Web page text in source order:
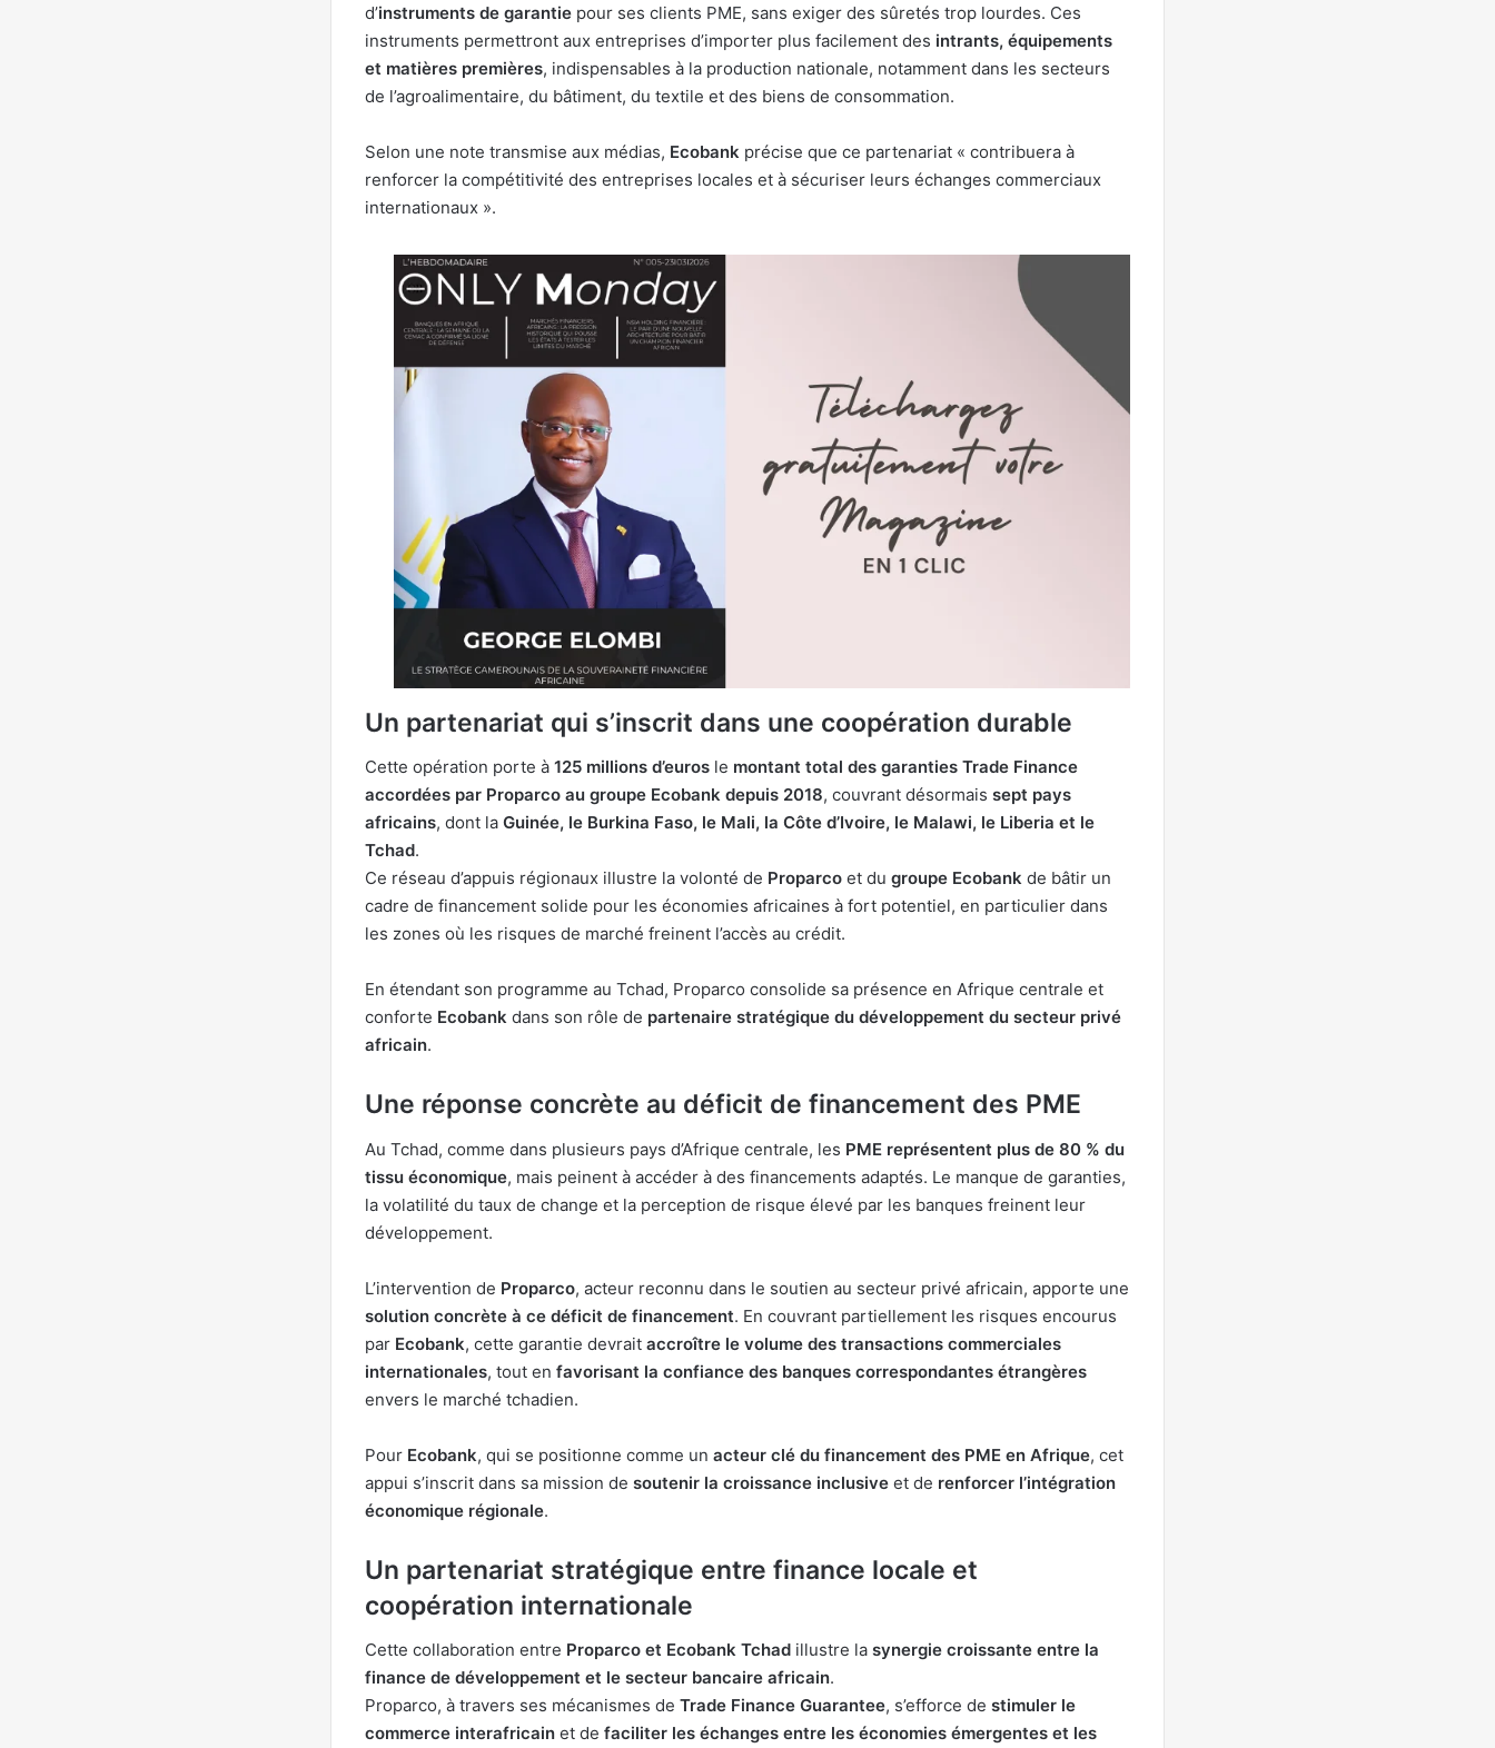
d’instruments de garantie pour ses clients PME, sans exiger des sûretés trop lourdes. Ces
instruments permettront aux entreprises d’importer plus facilement des intrants, équipements
et matières premières, indispensables à la production nationale, notamment dans les secteurs
de l’agroalimentaire, du bâtiment, du textile et des biens de consommation.
Selon une note transmise aux médias, Ecobank précise que ce partenariat « contribuera à
renforcer la compétitivité des entreprises locales et à sécuriser leurs échanges commerciaux
internationaux ».
Un partenariat qui s’inscrit dans une coopération durable
Cette opération porte à 125 millions d’euros le montant total des garanties Trade Finance
accordées par Proparco au groupe Ecobank depuis 2018, couvrant désormais sept pays
africains, dont la Guinée, le Burkina Faso, le Mali, la Côte d’Ivoire, le Malawi, le Liberia et le
Tchad.
Ce réseau d’appuis régionaux illustre la volonté de Proparco et du groupe Ecobank de bâtir un
cadre de financement solide pour les économies africaines à fort potentiel, en particulier dans
les zones où les risques de marché freinent l’accès au crédit.
En étendant son programme au Tchad, Proparco consolide sa présence en Afrique centrale et
conforte Ecobank dans son rôle de partenaire stratégique du développement du secteur privé
africain.
Une réponse concrète au déficit de financement des PME
Au Tchad, comme dans plusieurs pays d’Afrique centrale, les PME représentent plus de 80 % du
tissu économique, mais peinent à accéder à des financements adaptés. Le manque de garanties,
la volatilité du taux de change et la perception de risque élevé par les banques freinent leur
développement.
L’intervention de Proparco, acteur reconnu dans le soutien au secteur privé africain, apporte une
solution concrète à ce déficit de financement. En couvrant partiellement les risques encourus
par Ecobank, cette garantie devrait accroître le volume des transactions commerciales
internationales, tout en favorisant la confiance des banques correspondantes étrangères
envers le marché tchadien.
Pour Ecobank, qui se positionne comme un acteur clé du financement des PME en Afrique, cet
appui s’inscrit dans sa mission de soutenir la croissance inclusive et de renforcer l’intégration
économique régionale.
Un partenariat stratégique entre finance locale et
coopération internationale
Cette collaboration entre Proparco et Ecobank Tchad illustre la synergie croissante entre la
finance de développement et le secteur bancaire africain.
Proparco, à travers ses mécanismes de Trade Finance Guarantee, s’efforce de stimuler le
commerce interafricain et de faciliter les échanges entre les économies émergentes et les